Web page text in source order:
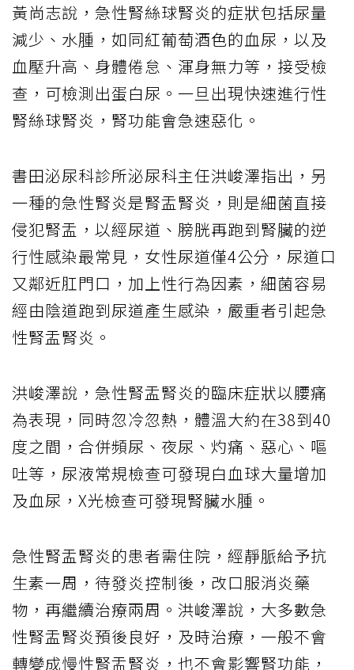
黃尚志說，急性腎絲球腎炎的症狀包括尿量
減少、水腫，如同紅葡萄酒色的血尿，以及
血壓升高、身體倦怠、渾身無力等，接受檢
查，可檢測出蛋白尿。一旦出現快速進行性
腎絲球腎炎，腎功能會急速惡化。
書田泌尿科診所泌尿科主任洪峻澤指出，另
一種的急性腎炎是腎盂腎炎，則是細菌直接
侵犯腎盂，以經尿道、膀胱再跑到腎臟的逆
行性感染最常見，女性尿道僅4公分，尿道口
又鄰近肛門口，加上性行為因素，細菌容易
經由陰道跑到尿道產生感染，嚴重者引起急
性腎盂腎炎。
洪峻澤說，急性腎盂腎炎的臨床症狀以腰痛
為表現，同時忽冷忽熱，體溫大約在38到40
度之間，合併頻尿、夜尿、灼痛、惡心、嘔
吐等，尿液常規檢查可發現白血球大量增加
及血尿，X光檢查可發現腎臟水腫。
急性腎盂腎炎的患者需住院，經靜脈給予抗
生素一周，待發炎控制後，改口服消炎藥
物，再繼續治療兩周。洪峻澤說，大多數急
性腎盂腎炎預後良好，及時治療，一般不會
轉變成慢性腎盂腎炎，也不會影響腎功能，